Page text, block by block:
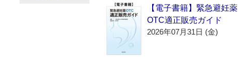
【電子書籍】緊急避妊薬
OTC適正販売ガイド
2026年07月31日 (金)